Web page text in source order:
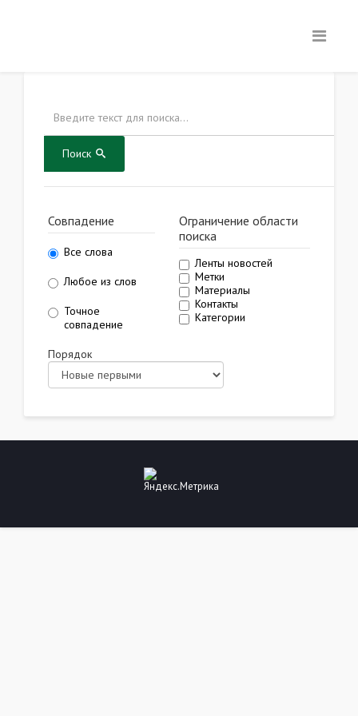
Поиск
Совпадение
Все слова
Любое из слов
Точное
совпадение
Порядок
Ограничение области
поиска
Ленты новостей
Метки
Материалы
Контакты
Категории